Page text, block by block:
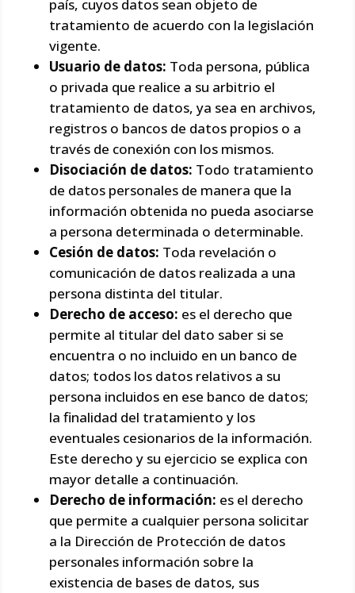
país, cuyos datos sean objeto de
tratamiento de acuerdo con la legislación
vigente.
Usuario de datos: Toda persona, pública
o privada que realice a su arbitrio el
tratamiento de datos, ya sea en archivos,
registros o bancos de datos propios o a
través de conexión con los mismos.
Disociación de datos: Todo tratamiento
de datos personales de manera que la
información obtenida no pueda asociarse
a persona determinada o determinable.
Cesión de datos: Toda revelación o
comunicación de datos realizada a una
persona distinta del titular.
Derecho de acceso: es el derecho que
permite al titular del dato saber si se
encuentra o no incluido en un banco de
datos; todos los datos relativos a su
persona incluidos en ese banco de datos;
la finalidad del tratamiento y los
eventuales cesionarios de la información.
Este derecho y su ejercicio se explica con
mayor detalle a continuación.
Derecho de información: es el derecho
que permite a cualquier persona solicitar
a la Dirección de Protección de datos
personales información sobre la
existencia de bases de datos, sus